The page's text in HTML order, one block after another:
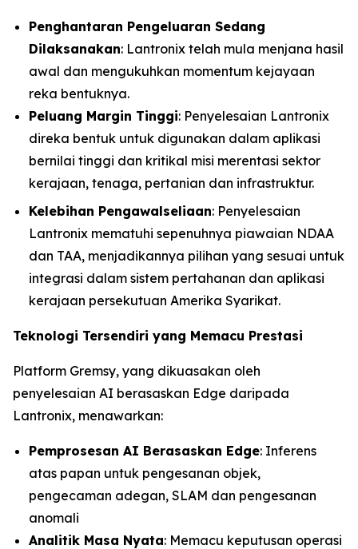
Penghantaran Pengeluaran Sedang
Dilaksanakan: Lantronix telah mula menjana hasil
awal dan mengukuhkan momentum kejayaan
reka bentuknya.
Peluang Margin Tinggi: Penyelesaian Lantronix
direka bentuk untuk digunakan dalam aplikasi
bernilai tinggi dan kritikal misi merentasi sektor
kerajaan, tenaga, pertanian dan infrastruktur.
Kelebihan Pengawalseliaan: Penyelesaian
Lantronix mematuhi sepenuhnya piawaian NDAA
dan TAA, menjadikannya pilihan yang sesuai untuk
integrasi dalam sistem pertahanan dan aplikasi
kerajaan persekutuan Amerika Syarikat.
Teknologi Tersendiri yang Memacu Prestasi
Platform Gremsy, yang dikuasakan oleh
penyelesaian AI berasaskan Edge daripada
Lantronix, menawarkan:
Pemprosesan AI Berasaskan Edge: Inferens
atas papan untuk pengesanan objek,
pengecaman adegan, SLAM dan pengesanan
anomali
Analitik Masa Nyata: Memacu keputusan operasi